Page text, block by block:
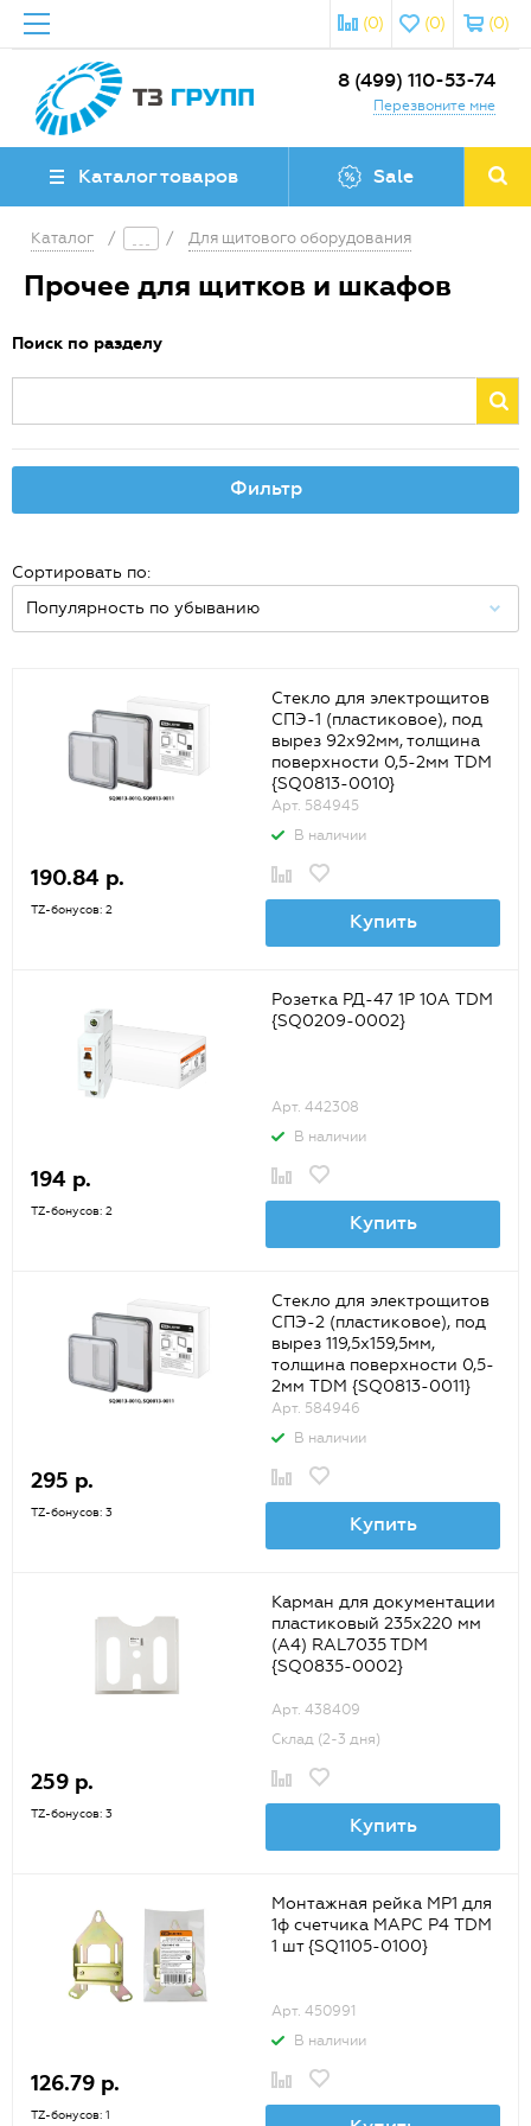
(0)
(0)
(0)
8 (499) 110-53-74
Перезвоните мне
Каталог товаров Sale
Каталог / / Для щитового оборудования
Прочее для щитков и шкафов
Поиск по разделу
Фильтр
Сортировать по:
Стекло для электрощитов
СПЭ-1 (пластиковое), под
вырез 92х92мм, толщина
поверхности 0,5-2мм TDM
{SQ0813-0010}
Арт. 584945
В наличии
190.84 р.
TZ-бонусов: 2 Купить
Розетка РД-47 1P 10А TDM
{SQ0209-0002}
Арт. 442308
В наличии
194 р.
TZ-бонусов: 2 Купить
Стекло для электрощитов
СПЭ-2 (пластиковое), под
вырез 119,5х159,5мм,
толщина поверхности 0,5-
2мм TDM {SQ0813-0011}
Арт. 584946
В наличии
295 р.
TZ-бонусов: 3 Купить
Карман для документации
пластиковый 235х220 мм
(A4) RAL7035 TDM
{SQ0835-0002}
Арт. 438409
Склад (2-3 дня)
259 р.
TZ-бонусов: 3 Купить
Монтажная рейка МР1 для
1ф счетчика МАРС Р4 TDM
1 шт {SQ1105-0100}
Арт. 450991
В наличии
126.79 р.
TZ-бонусов: 1